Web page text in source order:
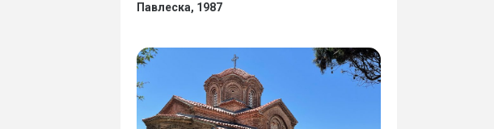
Павлеска, 1987